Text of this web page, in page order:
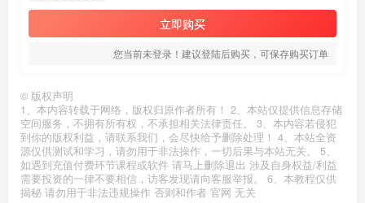
立即购买
您当前未登录！建议登陆后购买，可保存购买订单
© 版权声明
1、本内容转载于网络，版权归原作者所有！ 2、本站仅提供信息存储
空间服务，不拥有所有权，不承担相关法律责任。 3、本内容若侵犯
到你的版权利益，请联系我们，会尽快给予删除处理！ 4、本站全资
源仅供测试和学习，请勿用于非法操作，一切后果与本站无关。 5、
如遇到充值付费环节课程或软件 请马上删除退出 涉及自身权益/利益
需要投资的一律不要相信，访客发现请向客服举报。 6、本教程仅供
揭秘 请勿用于非法违规操作 否则和作者 官网 无关